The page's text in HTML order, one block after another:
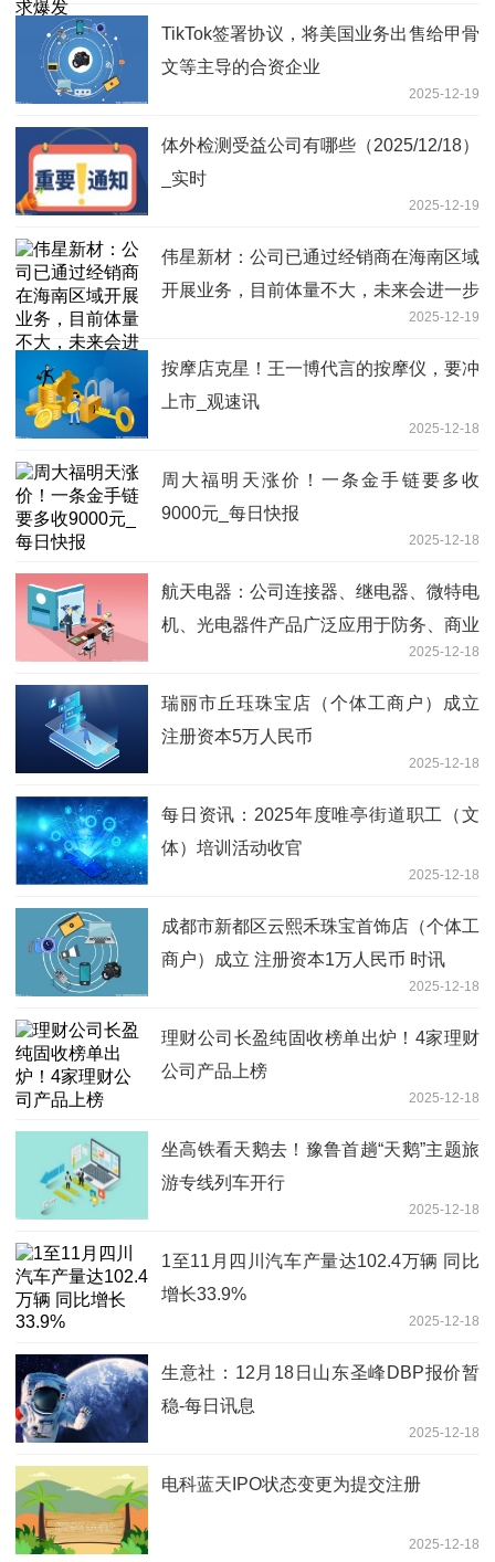
TikTok签署协议，将美国业务出售给甲骨
文等主导的合资企业
2025-12-19
体外检测受益公司有哪些（2025/12/18）
_实时
2025-12-19
伟星新材：公司已通过经销商在海南区域
开展业务，目前体量不大，未来会进一步
2025-12-19
按摩店克星！王一博代言的按摩仪，要冲
上市_观速讯
2025-12-18
周大福明天涨价！一条金手链要多收
9000元_每日快报
2025-12-18
航天电器：公司连接器、继电器、微特电
机、光电器件产品广泛应用于防务、商业
2025-12-18
瑞丽市丘珏珠宝店（个体工商户）成立
注册资本5万人民币
2025-12-18
每日资讯：2025年度唯亭街道职工（文
体）培训活动收官
2025-12-18
成都市新都区云熙禾珠宝首饰店（个体工
商户）成立 注册资本1万人民币 时讯
2025-12-18
理财公司长盈纯固收榜单出炉！4家理财
公司产品上榜
2025-12-18
坐高铁看天鹅去！豫鲁首趟“天鹅”主题旅
游专线列车开行
2025-12-18
1至11月四川汽车产量达102.4万辆 同比
增长33.9%
2025-12-18
生意社：12月18日山东圣峰DBP报价暂
稳-每日讯息
2025-12-18
电科蓝天IPO状态变更为提交注册
2025-12-18